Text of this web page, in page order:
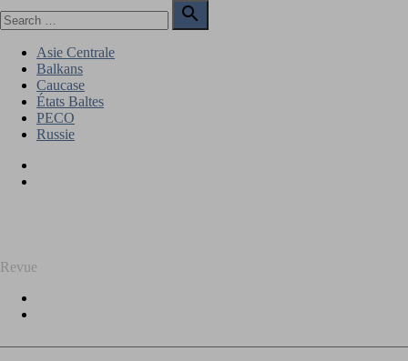
to
for:

Search
Asie Centrale
Balkans
Caucase
États Baltes
PECO
Russie
Revue